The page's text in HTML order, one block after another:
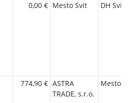
0,00 € Mesto Svit DH
774,90 € ASTRA
TRADE, s.r.o.
Mesto